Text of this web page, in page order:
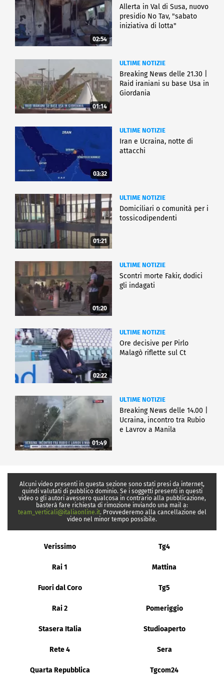
02:54
Allerta in Val di Susa, nuovo
presidio No Tav, "sabato
iniziativa di lotta"
01:14
ULTIME NOTIZIE
Breaking News delle 21.30 |
Raid iraniani su base Usa in
Giordania
03:32
ULTIME NOTIZIE
Iran e Ucraina, notte di
attacchi
01:21
ULTIME NOTIZIE
Domiciliari o comunità per i
tossicodipendenti
01:20
ULTIME NOTIZIE
Scontri morte Fakir, dodici
gli indagati
02:22
ULTIME NOTIZIE
Ore decisive per Pirlo
Malagò riflette sul Ct
01:49
ULTIME NOTIZIE
Breaking News delle 14.00 |
Ucraina, incontro tra Rubio
e Lavrov a Manila
Alcuni video presenti in questa sezione sono stati presi da internet,
quindi valutati di pubblico dominio. Se i soggetti presenti in questi
video o gli autori avessero qualcosa in contrario alla pubblicazione,
basterà fare richiesta di rimozione inviando una mail a:
team_verticali@italiaonline.it. Provvederemo alla cancellazione del
video nel minor tempo possibile.
Verissimo Tg4
Rai 1 Mattina
Fuori dal Coro Tg5
Rai 2 Pomeriggio
Stasera Italia Studioaperto
Rete 4 Sera
Quarta Repubblica Tgcom24